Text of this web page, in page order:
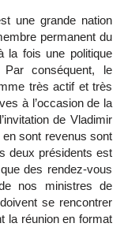
une grande nation
permanent du
la fois une politique
Par conséquent, le
très actif et très
à l’occasion de la
de Vladimir
sont revenus sont
deux présidents est
des rendez-vous
nos ministres de
se rencontrer
la réunion en format